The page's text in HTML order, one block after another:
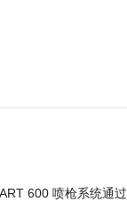
600 喷枪系统通